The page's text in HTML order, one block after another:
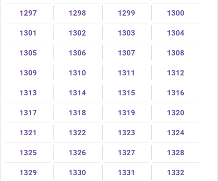
1297 1298 1299 1300
1301 1302 1303 1304
1305 1306 1307 1308
1309 1310 1311 1312
1313 1314 1315 1316
1317 1318 1319 1320
1321 1322 1323 1324
1325 1326 1327 1328
1329 1330 1331 1332